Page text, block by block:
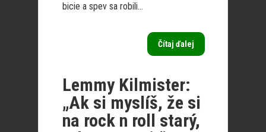
bicie a spev sa robili...
Čítaj ďalej
Lemmy Kilmister:
„Ak si myslíš, že si
na rock n roll starý,